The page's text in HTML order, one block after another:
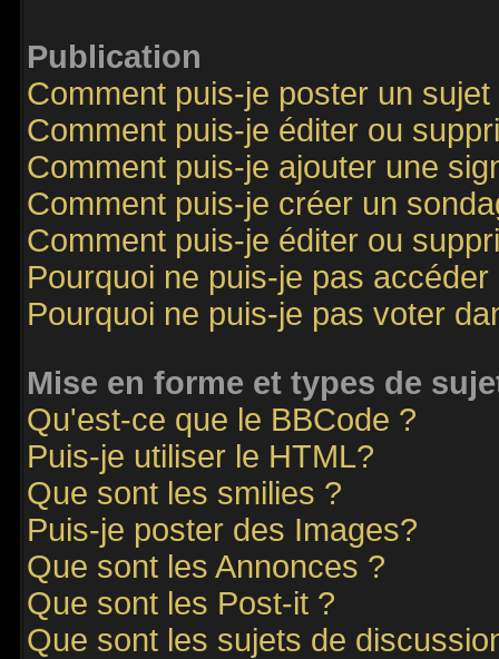
Publication
Comment puis-je poster un
Comment puis-je éditer ou
Comment puis-je ajouter une
Comment puis-je créer un
Comment puis-je éditer ou
Pourquoi ne puis-je pas
Pourquoi ne puis-je pas voter
Mise en forme et types de
Qu'est-ce que le BBCode ?
Puis-je utiliser le HTML?
Que sont les smilies ?
Puis-je poster des Images?
Que sont les Annonces ?
Que sont les Post-it ?
Que sont les sujets de